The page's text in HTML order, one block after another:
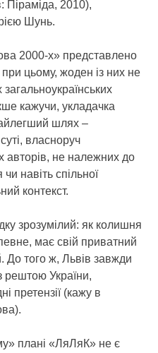
Піраміда, 2010),
Шунь.
2000-х» представлено
цьому, жоден із них не
кажучи, укладачка
шлях –
власноруч
авторів, не належних до
навіть спільної
контекст.
зрозумілий: як колишня
має свій приватний
До того ж, Львів завжди
рештою України,
претензії (кажу в
плані «ЛяЛяК» не є